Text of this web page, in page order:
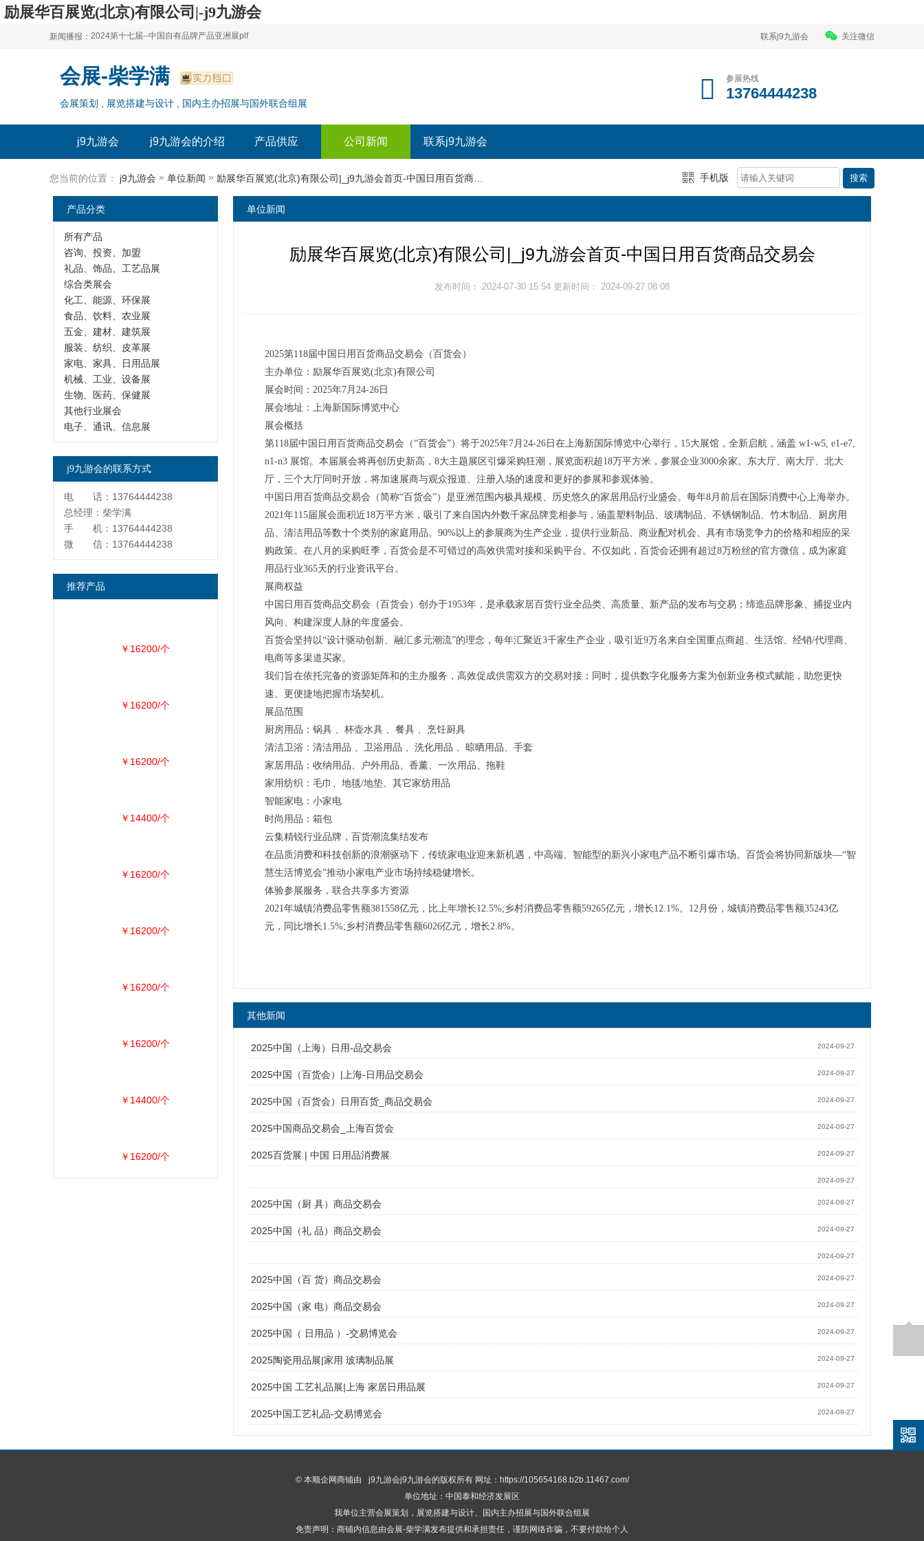
励展华百展览(北京)有限公司|-j9九游会
新闻播报：
2024上海自有品牌展--百货展|食品展 零售展|oem展
2024全球自有--品牌产品亚洲展（plf）
2024上海自有品牌展--2024上海oem 贴牌代加工展
2024第十七届--中国自有品牌产品亚洲展plf
2024全球自有--品牌产品亚洲展（plf）
2024年上海--第17届自有品牌展
联系j9九游会 关注微信
会展-柴学满
会展策划 , 展览搭建与设计 , 国内主办招展与国外联合组展
参展热线
13764444238
j9九游会 j9九游会的介绍 产品供应 公司新闻 联系j9九游会
您当前的位置： j9九游会 » 单位新闻 » 手机版
单位新闻
励展华百展览(北京)有限公司|_j9九游会首页-中国日用百货商品交易会
发布时间： 2024-07-30 15:54 更新时间： 2024-09-27 08:08
2025第118届中国日用百货商品交易会（百货会）
主办单位：励展华百展览(北京)有限公司
展会时间：2025年7月24-26日
展会地址：上海新国际博览中心
展会概括
第118届中国日用百货商品交易会（“百货会”）将于2025年7月24-26日在上海新国际博览中心举行，15大展馆，全新启航，涵盖 w1-w5, e1-e7,
n1-n3 展馆。本届展会将再创历史新高，8大主题展区引爆采购狂潮，展览面积超18万平方米，参展企业3000余家。东大厅、南大厅、北大
厅，三个大厅同时开放，将加速展商与观众报道、注册入场的速度和更好的参展和参观体验。
中国日用百货商品交易会（简称“百货会”）是亚洲范围内极具规模、历史悠久的家居用品行业盛会。每年8月前后在国际消费中心上海举办。
2021年115届展会面积近18万平方米，吸引了来自国内外数千家品牌竞相参与，涵盖塑料制品、玻璃制品、不锈钢制品、竹木制品、厨房用
品、清洁用品等数十个类别的家庭用品。90%以上的参展商为生产企业，提供行业新品、商业配对机会、具有市场竞争力的价格和相应的采
购政策。在八月的采购旺季，百货会是不可错过的高效供需对接和采购平台。不仅如此，百货会还拥有超过8万粉丝的官方微信，成为家庭
用品行业365天的行业资讯平台。
展商权益
中国日用百货商品交易会（百货会）创办于1953年，是承载家居百货行业全品类、高质量、新产品的发布与交易；缔造品牌形象、捕捉业内
风向、构建深度人脉的年度盛会。
百货会坚持以“设计驱动创新、融汇多元潮流”的理念，每年汇聚近3千家生产企业，吸引近9万名来自全国重点商超、生活馆、经销/代理商、
电商等多渠道买家。
我们旨在依托完备的资源矩阵和的主办服务，高效促成供需双方的交易对接；同时，提供数字化服务方案为创新业务模式赋能，助您更快
速、更便捷地把握市场契机。
展品范围
厨房用品：锅具 、杯壶水具 、餐具 、烹饪厨具
清洁卫浴：清洁用品 、卫浴用品 、洗化用品 、晾晒用品、手套
家居用品：收纳用品、户外用品、香薰、一次用品、拖鞋
家用纺织：毛巾、地毯/地垫、其它家纺用品
智能家电：小家电
时尚用品：箱包
云集精锐行业品牌，百货潮流集结发布
在品质消费和科技创新的浪潮驱动下，传统家电业迎来新机遇，中高端、智能型的新兴小家电产品不断引爆市场。百货会将协同新版块—“智
慧生活博览会”推动小家电产业市场持续稳健增长。
体验参展服务，联合共享多方资源
2021年城镇消费品零售额381558亿元，比上年增长12.5%;乡村消费品零售额59265亿元，增长12.1%。12月份，城镇消费品零售额35243亿
元，同比增长1.5%;乡村消费品零售额6026亿元，增长2.8%。
其他新闻
2025中国（上海）日用-品交易会 2024-09-27
2025中国（百货会）|上海-日用品交易会 2024-09-27
2025中国（百货会）日用百货_商品交易会 2024-09-27
2025中国商品交易会_上海百货会 2024-09-27
2025百货展 | 中国 日用品消费展 2024-09-27
2024-09-27
2025中国（厨 具）商品交易会 2024-09-27
2025中国（礼 品）商品交易会 2024-09-27
2024-09-27
2025中国（百 货）商品交易会 2024-09-27
2025中国（家 电）商品交易会 2024-09-27
2025中国（ 日用品 ）-交易博览会 2024-09-27
2025陶瓷用品展|家用 玻璃制品展 2024-09-27
2025中国 工艺礼品展|上海 家居日用品展 2024-09-27
2025中国工艺礼品-交易博览会 2024-09-27
产品分类
所有产品
咨询、投资、加盟
礼品、饰品、工艺品展
综合类展会
化工、能源、环保展
食品、饮料、农业展
五金、建材、建筑展
服装、纺织、皮革展
家电、家具、日用品展
机械、工业、设备展
生物、医药、保健展
其他行业展会
电子、通讯、信息展
j9九游会的联系方式
电 话：13764444238
总经理：柴学满
手 机：13764444238
微 信：13764444238
推荐产品
￥16200/个
￥16200/个
￥16200/个
￥14400/个
￥16200/个
￥16200/个
￥16200/个
￥16200/个
￥14400/个
￥16200/个
© 本顺企网商铺由 j9九游会j9九游会的版权所有 网址：https://105654168.b2b.11467.com/
单位地址：中国泰和经济发展区
我单位主营会展策划，展览搭建与设计、国内主办招展与国外联合组展
免责声明：商铺内信息由会展-柴学满发布提供和承担责任，谨防网络诈骗，不要付款给个人